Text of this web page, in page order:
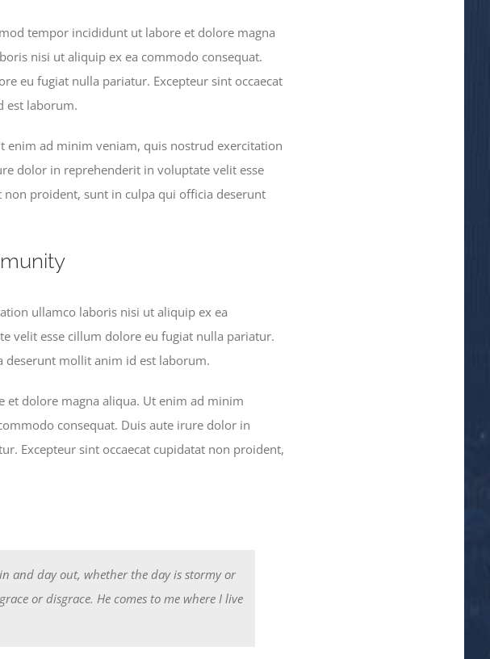
tempor incididunt ut labore et dolore magna
nisi ut aliquip ex ea commodo consequat.
eu fugiat nulla pariatur. Excepteur sint occaecat
est laborum.
enim ad minim veniam, quis nostrud exercitation
dolor in reprehenderit in voluptate velit esse
proident, sunt in culpa qui officia deserunt
ullamco laboris nisi ut aliquip ex ea
velit esse cillum dolore eu fugiat nulla pariatur.
deserunt mollit anim id est laborum.
et dolore magna aliqua. Ut enim ad minim
consequat. Duis aute irure dolor in
Excepteur sint occaecat cupidatat non proident,
and day out, whether the day is stormy or
or disgrace. He comes to me where I live